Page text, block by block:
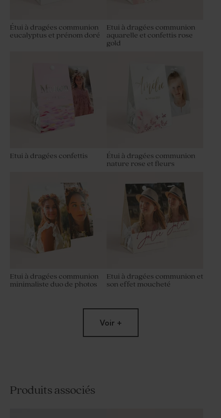
Étui à dragées communion
eucalyptus et prénom doré
Etui à dragées communion
aquarelle et confettis rose
gold
Etui à dragées confettis
Étui à dragées communion
nature rose et fleurs
Etui à dragées communion
minimaliste duo de photos
Etui à dragées communion et
son effet moucheté
Voir +
Produits associés